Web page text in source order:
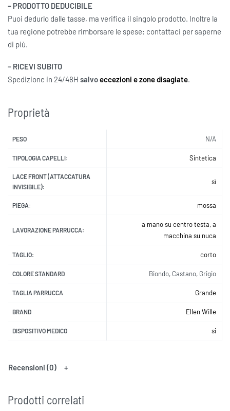
– PRODOTTO DEDUCIBILE
Puoi dedurlo dalle tasse, ma verifica il singolo prodotto. Inoltre la
tua regione potrebbe rimborsare le spese: contattaci per saperne
di più.
– RICEVI SUBITO
Spedizione in 24/48H salvoeccezioni e zone disagiate.
Proprietà
PESO N/A
TIPOLOGIA CAPELLI: Sintetica
LACE FRONT (ATTACCATURA
INVISIBILE):
sì
PIEGA: mossa
LAVORAZIONE PARRUCCA:
a mano su centro testa, a
macchina su nuca
TAGLIO: corto
COLORE STANDARD Biondo, Castano, Grigio
TAGLIA PARRUCCA Grande
BRAND Ellen Wille
DISPOSITIVO MEDICO si
Recensioni (0)
Prodotti correlati